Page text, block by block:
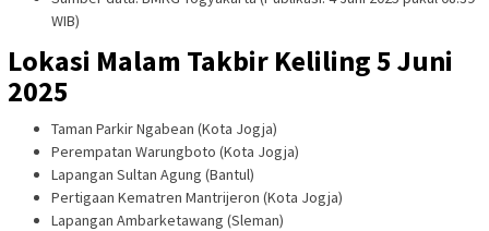
WIB)
Lokasi Malam Takbir Keliling 5 Juni
2025
Taman Parkir Ngabean (Kota Jogja)
Perempatan Warungboto (Kota Jogja)
Lapangan Sultan Agung (Bantul)
Pertigaan Kematren Mantrijeron (Kota Jogja)
Lapangan Ambarketawang (Sleman)